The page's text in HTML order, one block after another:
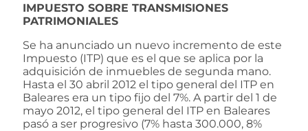
IMPUESTO SOBRE TRANSMISIONES
PATRIMONIALES
Se ha anunciado un nuevo incremento de este
Impuesto (ITP) que es el que se aplica por la
adquisición de inmuebles de segunda mano.
Hasta el 30 abril 2012 el tipo general del ITP en
Baleares era un tipo fijo del 7%. A partir del 1 de
mayo 2012, el tipo general del ITP en Baleares
pasó a ser progresivo (7% hasta 300.000, 8%